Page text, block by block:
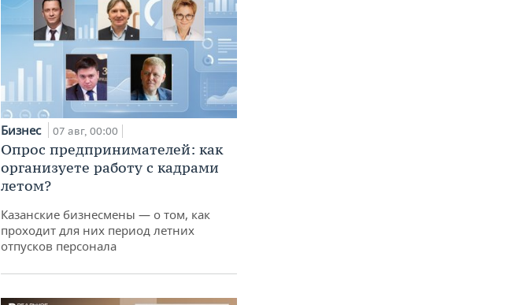
Бизнес 07 авг, 00:00
Опрос предпринимателей: как
организуете работу с кадрами
летом?
Казанские бизнесмены — о том, как
проходит для них период летних
отпусков персонала